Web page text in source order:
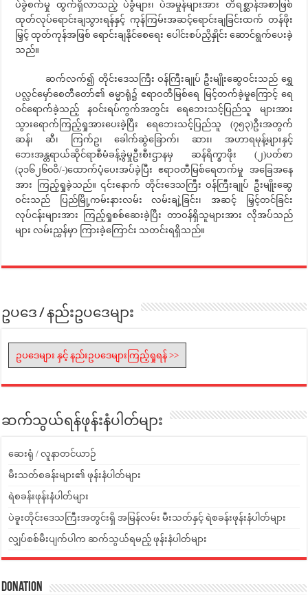
ပဲခွဲစက်မှု ထွက်ရှိလာသည့် ပဲခွံများ၊ ပဲအမှုန်များအား တိရစ္ဆာန်အစာဖြစ်
ထုတ်လုပ်ရောင်းချသွားရန်နှင့် ကုန်ကြမ်းအဆင့်ရောင်းချခြင်းထက် တန်ဖိုး
မြှင့် ထုတ်ကုန်အဖြစ် ရောင်းချနိုင်စေရေး ပေါင်းစပ်ညှိနှိုင်း ဆောင်ရွက်ပေးခဲ့
သည်။
ဆက်လက်၍ တိုင်းဒေသကြီး ဝန်ကြီးချုပ် ဦးမျိုးဆွေဝင်းသည် ရွှေ
ပလ္လင်မှော်စေတီတော်၏ ဓမ္မာရုံ၌ ဧရာဝတီမြစ်ရေ မြင့်တက်ခဲ့မှုကြောင့် ရေ
ဝင်ရောက်ခဲ့သည့် နဝင်းရပ်ကွက်အတွင်း ရေဘေးသင့်ပြည်သူ များအား
သွားရောက်ကြည့်ရှုအားပေးခဲ့ပြီး ရေဘေးသင့်ပြည်သူ (၇၅၃)ဦးအတွက်
ဆန်၊ ဆီ၊ ကြက်ဥ၊ ခေါက်ဆွဲခြောက်၊ ဆား၊ အဟာရမုန့်များနှင့်
ဘေးအန္တရာယ်ဆိုင်ရာစီမံခန့်ခွဲမှုဦးစီးဌာနမှ ဆန်ရိက္ခာဖိုး (၂)ပတ်စာ
(၃၁၆၂၆၀ဝိ/-)ထောက်ပံ့ပေးအပ်ခဲ့ပြီး ဧရာဝတီမြစ်ရေတက်မှု အခြေအနေ
အား ကြည့်ရှုခဲ့သည်။ ၎င်းနောက် တိုင်းဒေသကြီး ဝန်ကြီးချုပ် ဦးမျိုးဆွေ
ဝင်းသည် ပြည်မြို့ကမ်းနားလမ်း လမ်းချဲ့ခြင်း၊ အဆင့် မြှင့်တင်ခြင်း
လုပ်ငန်းများအား ကြည့်ရှုစစ်ဆေးခဲ့ပြီး တာဝန်ရှိသူများအား လိုအပ်သည်
များ လမ်းညွှန်မှာ ကြားခဲ့ကြောင်း သတင်းရရှိသည်။
ဥပဒေ / နည်းဥပဒေများ
ဥပဒေများ နှင့် နည်းဥပဒေများကြည့်ရှုရန် >>
ဆက်သွယ်ရန်ဖုန်းနံပါတ်များ
ဆေးရုံ / လူနာတင်ယာဉ်
မီးသတ်စခန်းများ၏ ဖုန်းနံပါတ်များ
ရဲစခန်းဖုန်းနံပါတ်များ
ပဲခူးတိုင်းဒေသကြီးအတွင်းရှိ အမြန်လမ်း မီးသတ်နှင့် ရဲစခန်းဖုန်းနံပါတ်များ
လျှပ်စစ်မီးပျက်ပါက ဆက်သွယ်ရမည့် ဖုန်းနံပါတ်များ
Donation